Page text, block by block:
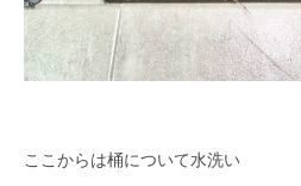
ここからは桶について水洗い